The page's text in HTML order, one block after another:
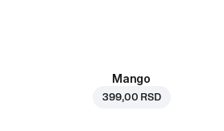
Mango
399,00 RSD